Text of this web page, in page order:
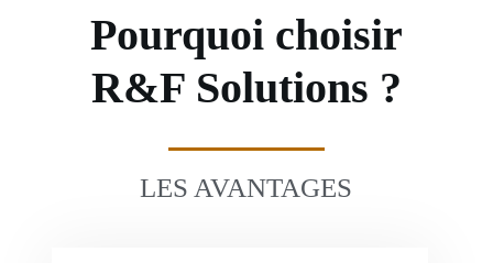
Pourquoi choisir
R&F Solutions ?
LES AVANTAGES